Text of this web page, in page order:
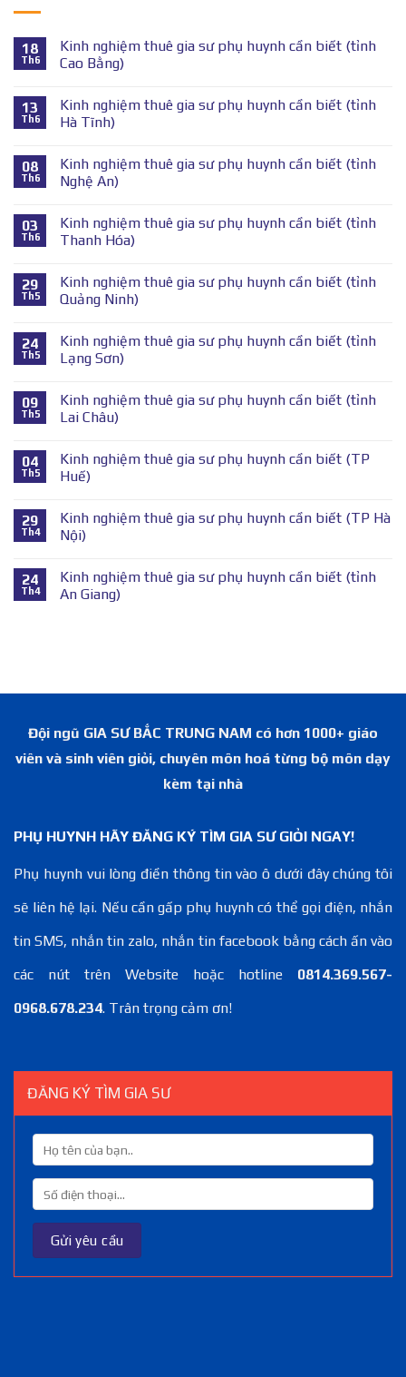
18
Th6
Kinh nghiệm thuê gia sư phụ huynh cần biết (tỉnh
Cao Bằng)
13
Th6
Kinh nghiệm thuê gia sư phụ huynh cần biết (tỉnh
Hà Tĩnh)
08
Th6
Kinh nghiệm thuê gia sư phụ huynh cần biết (tỉnh
Nghệ An)
03
Th6
Kinh nghiệm thuê gia sư phụ huynh cần biết (tỉnh
Thanh Hóa)
29
Th5
Kinh nghiệm thuê gia sư phụ huynh cần biết (tỉnh
Quảng Ninh)
24
Th5
Kinh nghiệm thuê gia sư phụ huynh cần biết (tỉnh
Lạng Sơn)
09
Th5
Kinh nghiệm thuê gia sư phụ huynh cần biết (tỉnh
Lai Châu)
04
Th5
Kinh nghiệm thuê gia sư phụ huynh cần biết (TP
Huế)
29
Th4
Kinh nghiệm thuê gia sư phụ huynh cần biết (TP Hà
Nội)
24
Th4
Kinh nghiệm thuê gia sư phụ huynh cần biết (tỉnh
An Giang)
Đội ngũ GIA SƯ BẮC TRUNG NAM có hơn 1000+ giáo
viên và sinh viên giỏi, chuyên môn hoá từng bộ môn dạy
kèm tại nhà
PHỤ HUYNH HÃY ĐĂNG KÝ TÌM GIA SƯ GIỎI NGAY!
Phụ huynh vui lòng điền thông tin vào ô dưới đây chúng tôi
sẽ liên hệ lại. Nếu cần gấp phụ huynh có thể gọi điện, nhắn
tin SMS, nhắn tin zalo, nhắn tin facebook bằng cách ấn vào
các nút trên Website hoặc hotline 0814.369.567-
0968.678.234. Trân trọng cảm ơn!
ĐĂNG KÝ TÌM GIA SƯ